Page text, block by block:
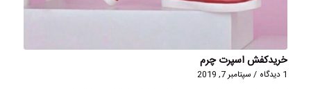
خریدکفش اسپرت چرم
1 دیدگاه / سپتامبر 7, 2019